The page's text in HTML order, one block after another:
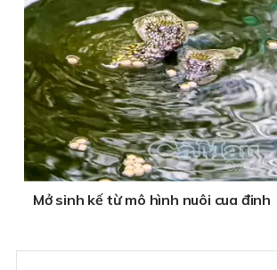
Mở sinh kế từ mô hình nuôi cua đinh